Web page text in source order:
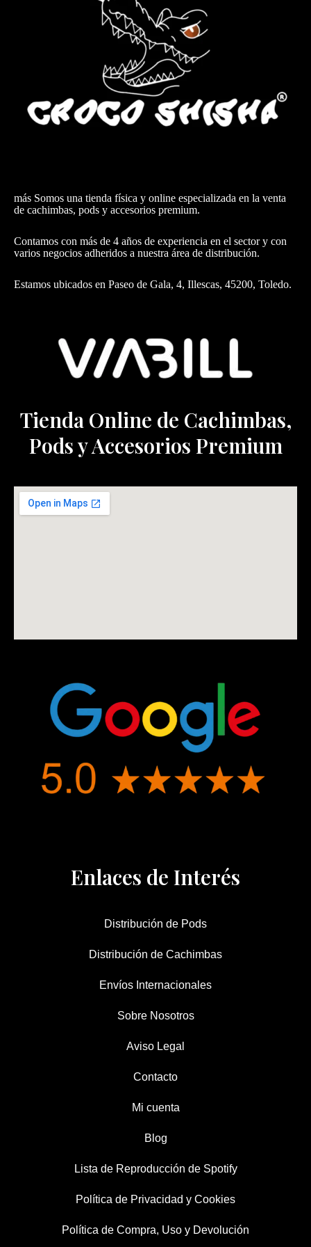
más Somos una tienda física y online especializada en la venta
de cachimbas, pods y accesorios premium.
Contamos con más de 4 años de experiencia en el sector y con
varios negocios adheridos a nuestra área de distribución.
Estamos ubicados en Paseo de Gala, 4, Illescas, 45200, Toledo.
Tienda Online de Cachimbas,
Pods y Accesorios Premium
Enlaces de Interés
Distribución de Pods
Distribución de Cachimbas
Envíos Internacionales
Sobre Nosotros
Aviso Legal
Contacto
Mi cuenta
Blog
Lista de Reproducción de Spotify
Política de Privacidad y Cookies
Política de Compra, Uso y Devolución